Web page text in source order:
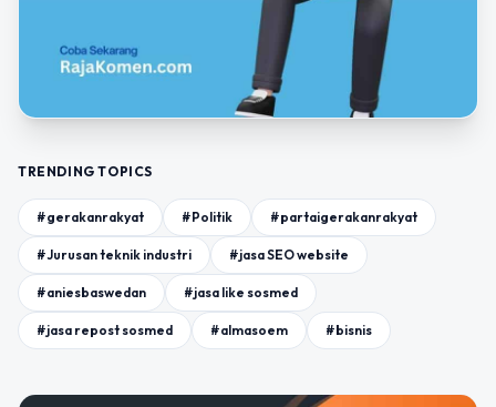
TRENDING TOPICS
#gerakanrakyat #Politik #partaigerakanrakyat
#Jurusan teknik industri #jasa SEO website
#aniesbaswedan #jasa like sosmed
#jasa repost sosmed #almasoem #bisnis